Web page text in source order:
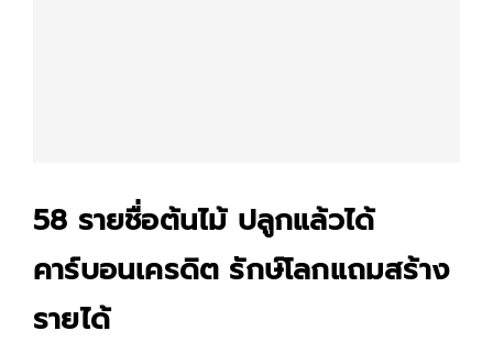
58 รายชื่อต้นไม้ ปลูกแล้วได้
คาร์บอนเครดิต รักษ์โลกแถมสร้าง
รายได้